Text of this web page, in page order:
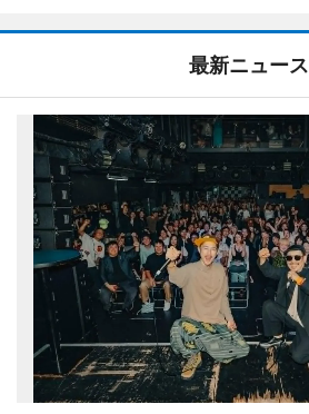
最新ニュース